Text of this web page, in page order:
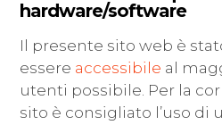
hardware/software
Il presente sito web è
essere accessibile al
utenti possibile. Per la
sito è consigliato l’uso di